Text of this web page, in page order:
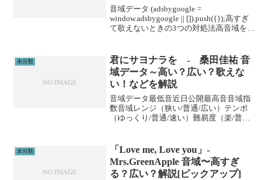
音域データ (adsbygoogle =
window.adsbygoogle || []).push({});高すぎ
て歌えないときの3つの対処法高音域を広
ルに通うこと...
未分類
君にサヨナラを - 桑田佳祐 音
域データ～高い？広い？歌えな
い！などを解説
音域データ最低音近日公開最高音音域指
数音域レンジ（狭い/普通/広い）テンポ
（ゆっくり/普通/速い）難易度（楽/普通/
window.adsbygoogl...
未分類
「Love me, Love you」-
Mrs.GreenApple 音域〜高すぎ
る？広い？解説[ピックアップ]